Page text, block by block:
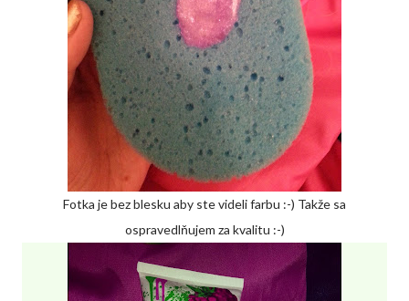
Fotka je bez blesku aby ste videli farbu :-) Takže sa
ospravedlňujem za kvalitu :-)